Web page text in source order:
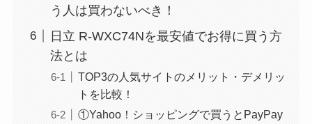
う人は買わないべき！
日立 R-WXC74Nを最安値でお得に買う方
法とは
TOP3の人気サイトのメリット・デメリッ
トを比較！
①Yahoo！ショッピングで買うとPayPay